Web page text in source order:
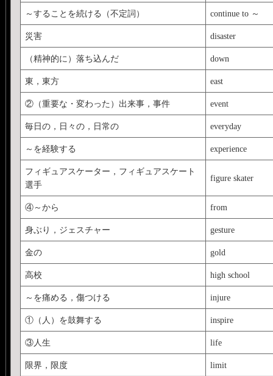
～することを続ける（不定詞） continue to ～
災害 disaster
（精神的に）落ち込んだ down
東，東方 east
②（重要な・変わった）出来事，事件 event
毎日の，日々の，日常の everyday
～を経験する experience
フィギュアスケーター，フィギュアスケート
選手
figure skater
④～から from
身ぶり，ジェスチャー gesture
金の gold
高校 high school
～を痛める，傷つける injure
①（人）を鼓舞する inspire
③人生 life
限界，限度 limit